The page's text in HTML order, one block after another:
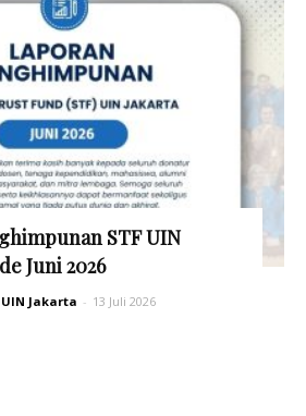
STF UIN
Juni 2026
Jakarta - 13 Juli 2026